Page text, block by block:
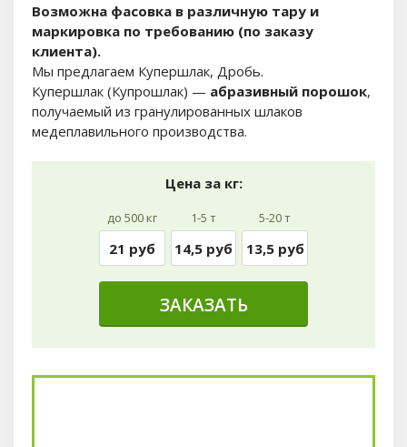
Возможна фасовка в различную тару и
маркировка по требованию (по заказу
клиента).
Мы предлагаем Купершлак, Дробь.
Купершлак (Купрошлак) — абразивный порошок,
получаемый из гранулированных шлаков
медеплавильного производства.
Цена за кг:
до 500 кг
21 руб
1-5 т
14,5 руб
5-20 т
13,5 руб
ЗАКАЗАТЬ